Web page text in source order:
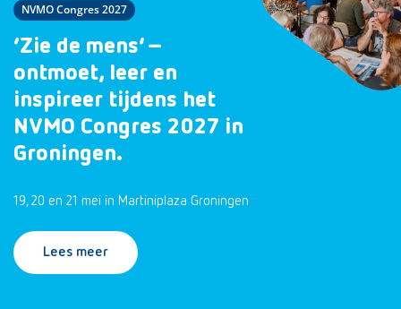
NVMO Congres 2027
‘Zie de mens’ –
ontmoet, leer en
inspireer tijdens het
NVMO Congres 2027 in
Groningen.
19, 20 en 21 mei in Martiniplaza Groningen
Lees meer